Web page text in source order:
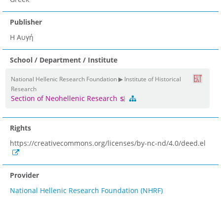
Publisher
Η Αυγή
School / Department / Institute
National Hellenic Research Foundation ▶ Institute of Historical
Research
Section of Neohellenic Research
Rights
https://creativecommons.org/licenses/by-nc-nd/4.0/deed.el
Provider
National Hellenic Research Foundation (NHRF)